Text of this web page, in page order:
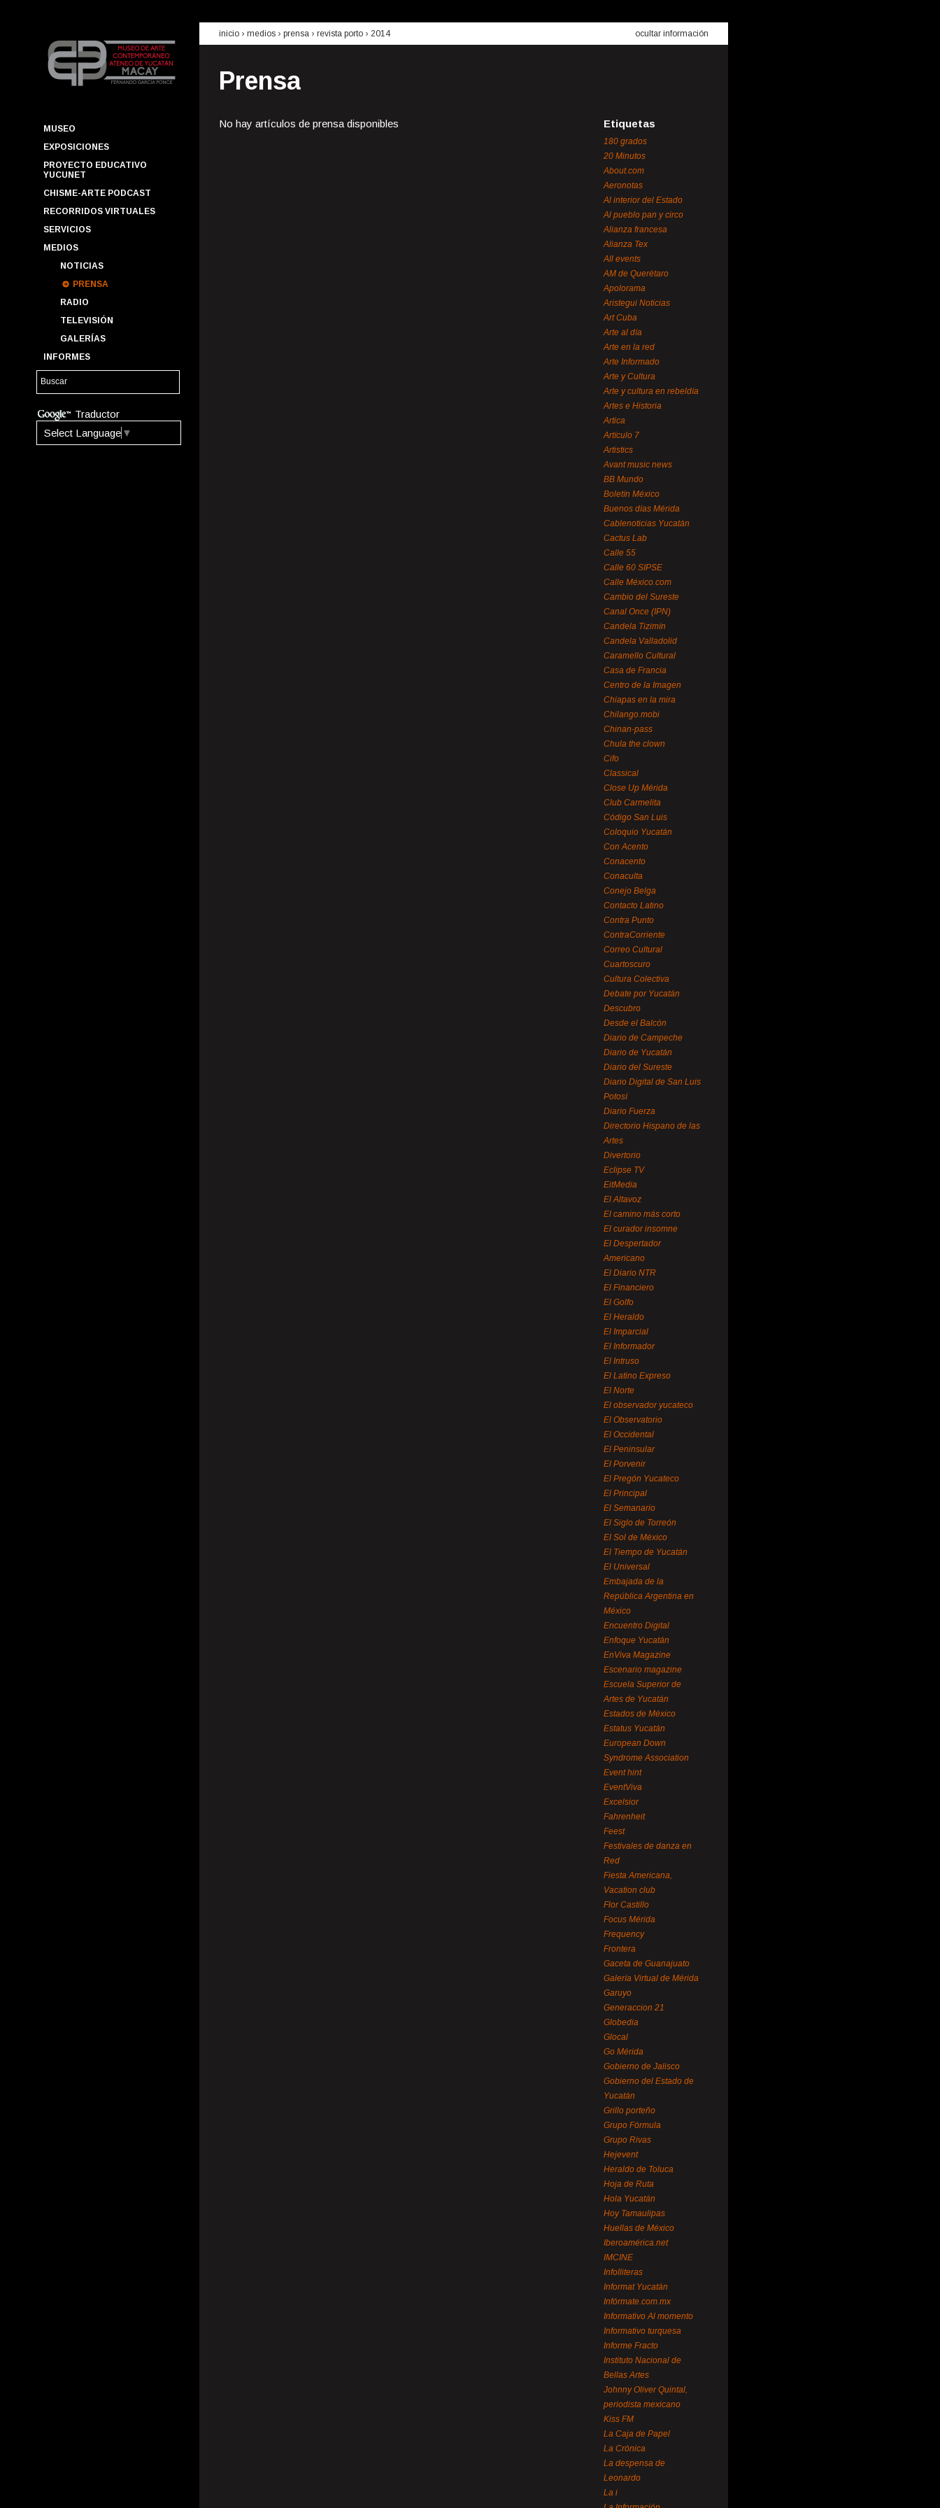
MUSEO
EXPOSICIONES
PROYECTO EDUCATIVO
YUCUNET
CHISME-ARTE PODCAST
RECORRIDOS VIRTUALES
SERVICIOS
MEDIOS
NOTICIAS
PRENSA
RADIO
TELEVISIÓN
GALERÍAS
INFORMES
Traductor
Select Language ▼
inicio › medios › prensa › revista porto › 2014 ocultar información
Prensa
No hay artículos de prensa disponibles Etiquetas
180 grados
20 Minutos
About.com
Aeronotas
Al interior del Estado
Al pueblo pan y circo
Alianza francesa
Alianza Tex
All events
AM de Querétaro
Apolorama
Aristegui Noticias
Art Cuba
Arte al día
Arte en la red
Arte Informado
Arte y Cultura
Arte y cultura en rebeldía
Artes e Historia
Artica
Artículo 7
Artistics
Avant music news
BB Mundo
Boletín México
Buenos días Mérida
Cablenoticias Yucatán
Cactus Lab
Calle 55
Calle 60 SIPSE
Calle México.com
Cambio del Sureste
Canal Once (IPN)
Candela Tizimín
Candela Valladolid
Caramello Cultural
Casa de Francia
Centro de la Imagen
Chiapas en la mira
Chilango.mobi
Chinan-pass
Chula the clown
Cifo
Classical
Close Up Mérida
Club Carmelita
Código San Luis
Coloquio Yucatán
Con Acento
Conacento
Conaculta
Conejo Belga
Contacto Latino
Contra Punto
ContraCorriente
Correo Cultural
Cuartoscuro
Cultura Colectiva
Debate por Yucatán
Descubro
Desde el Balcón
Diario de Campeche
Diario de Yucatán
Diario del Sureste
Diario Digital de San Luis
Potosí
Diario Fuerza
Directorio Hispano de las
Artes
Divertorio
Eclipse TV
EitMedia
El Altavoz
El camino más corto
El curador insomne
El Despertador
Americano
El Diario NTR
El Financiero
El Golfo
El Heraldo
El Imparcial
El Informador
El Intruso
El Latino Expreso
El Norte
El observador yucateco
El Observatorio
El Occidental
El Peninsular
El Porvenir
El Pregón Yucateco
El Principal
El Semanario
El Siglo de Torreón
El Sol de México
El Tiempo de Yucatán
El Universal
Embajada de la
República Argentina en
México
Encuentro Digital
Enfoque Yucatán
EnViva Magazine
Escenario magazine
Escuela Superior de
Artes de Yucatán
Estados de México
Estatus Yucatán
European Down
Syndrome Association
Event hint
EventViva
Excelsior
Fahrenheit
Feest
Festivales de danza en
Red
Fiesta Americana,
Vacation club
Flor Castillo
Focus Mérida
Frequency
Frontera
Gaceta de Guanajuato
Galería Virtual de Mérida
Garuyo
Generaccion 21
Globedia
Glocal
Go Mérida
Gobierno de Jalisco
Gobierno del Estado de
Yucatán
Grillo porteño
Grupo Fórmula
Grupo Rivas
Hejevent
Heraldo de Toluca
Hoja de Ruta
Hola Yucatán
Hoy Tamaulipas
Huellas de México
Iberoamérica.net
IMCINE
Infolliteras
Informat Yucatán
Infórmate.com.mx
Informativo Al momento
Informativo turquesa
Informe Fracto
Instituto Nacional de
Bellas Artes
Johnny Oliver Quintal,
periodista mexicano
Kiss FM
La Caja de Papel
La Crónica
La despensa de
Leonardo
La i